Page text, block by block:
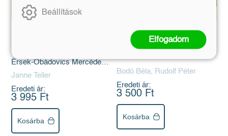
Érsek-Obádovics Mercédesz
előadásában
Janne Teller
Eredeti ár:
3 995 Ft
Kosárba
Brumi az iskolában -
hangoskönyv
Bodó Béla, Rudolf Péter
Eredeti ár:
3 500 Ft
Kosárba
Beállítások
Elfogadom